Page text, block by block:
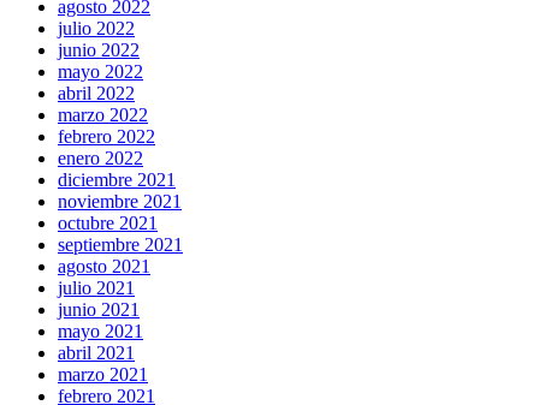
agosto 2022
julio 2022
junio 2022
mayo 2022
abril 2022
marzo 2022
febrero 2022
enero 2022
diciembre 2021
noviembre 2021
octubre 2021
septiembre 2021
agosto 2021
julio 2021
junio 2021
mayo 2021
abril 2021
marzo 2021
febrero 2021